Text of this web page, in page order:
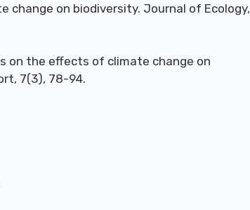
change on biodiversity. Journal of Ecology,
on the effects of climate change on
7(3), 78-94.